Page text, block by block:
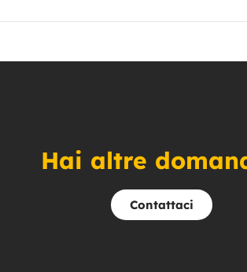
Hai altre
Contattaci